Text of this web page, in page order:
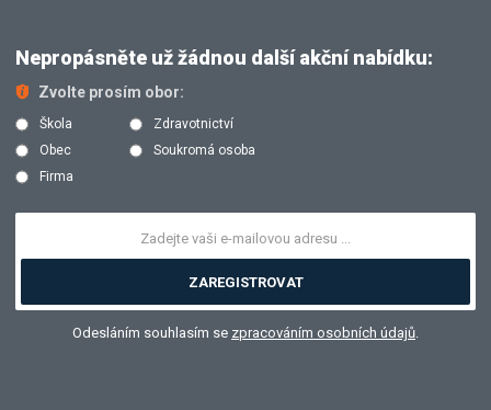
Nepropásněte už žádnou další akční nabídku:
Zvolte prosím obor:
Škola
Zdravotnictví
Obec
Soukromá osoba
Firma
ZAREGISTROVAT
Odesláním souhlasím se zpracováním osobních údajů